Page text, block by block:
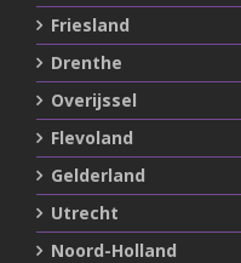
Friesland
Drenthe
Overijssel
Flevoland
Gelderland
Utrecht
Noord-Holland